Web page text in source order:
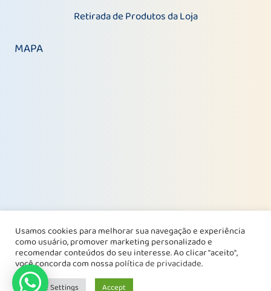
Retirada de Produtos da Loja
MAPA
Usamos cookies para melhorar sua navegação e experiência
como usuário, promover marketing personalizado e
recomendar conteúdos do seu interesse. Ao clicar "aceito",
você concorda com nossapolítica de privacidade.
Cookie Settings Accept